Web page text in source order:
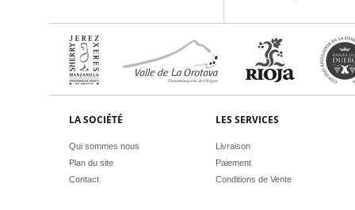
LA SOCIÉTÉ
Qui sommes nous
Plan du site
Contact
LES SERVICES
Livraison
Paiement
Conditions de Vente